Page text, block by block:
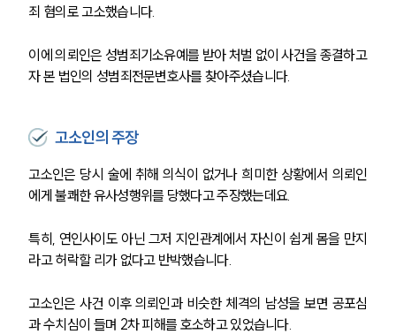
죄 혐의로 고소했습니다.
이에 의뢰인은 성범죄기소유예를 받아 처벌 없이 사건을 종결하고
자 본 법인의 성범죄전문변호사를 찾아주셨습니다.
고소인의 주장
고소인은 당시 술에 취해 의식이 없거나 희미한 상황에서 의뢰인
에게 불쾌한 유사성행위를 당했다고 주장했는데요.
특히, 연인사이도 아닌 그저 지인관계에서 자신이 쉽게 몸을 만지
라고 허락할 리가 없다고 반박했습니다.
고소인은 사건 이후 의뢰인과 비슷한 체격의 남성을 보면 공포심
과 수치심이 들며 2차 피해를 호소하고 있었습니다.